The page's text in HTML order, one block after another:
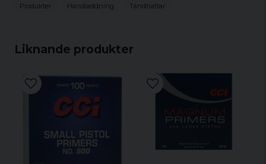
Liknande produkter
Produkter Handladdning Tändhattar